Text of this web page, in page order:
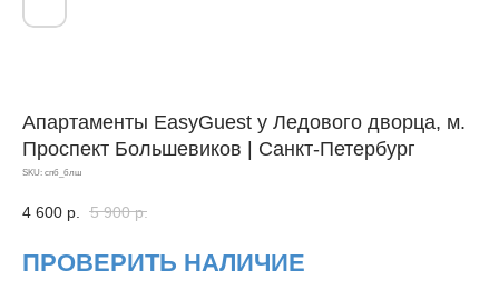
Апартаменты EasyGuest у Ледового дворца, м.
Проспект Большевиков | Санкт-Петербург
SKU: спб_блш
4 600 р. 5 900 р.
ПРОВЕРИТЬ НАЛИЧИЕ